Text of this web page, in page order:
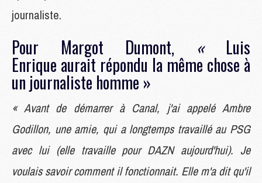
journaliste.
Pour Margot Dumont, « Luis
Enrique aurait répondu la même chose à
un journaliste homme »
« Avant de démarrer à Canal, j'ai appelé Ambre
Godillon, une amie, qui a longtemps travaillé au PSG
avec lui (elle travaille pour DAZN aujourd'hui). Je
voulais savoir comment il fonctionnait. Elle m'a dit qu'il